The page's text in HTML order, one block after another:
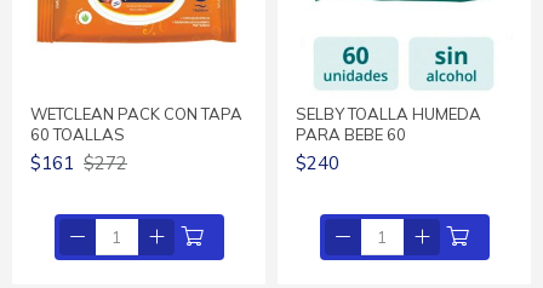
WETCLEAN PACK CON TAPA
60 TOALLAS
$161 $272
SELBY TOALLA HUMEDA
PARA BEBE 60
$240